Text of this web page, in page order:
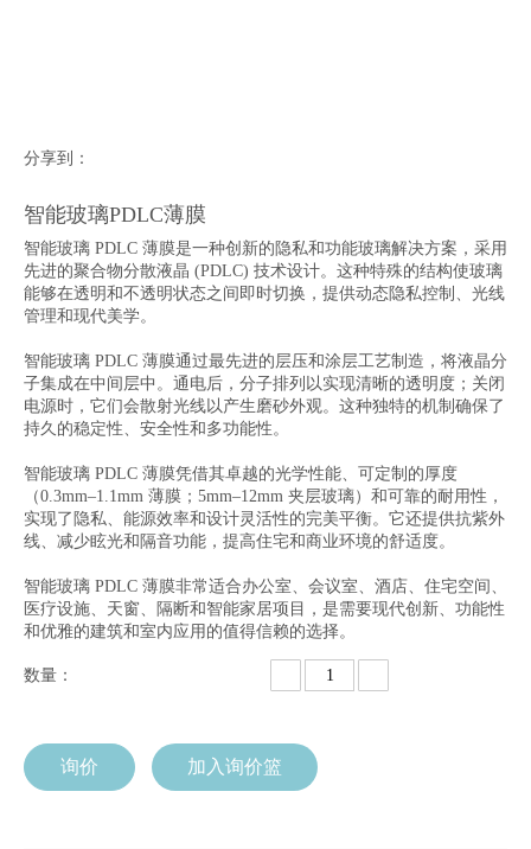
分享到：
智能玻璃PDLC薄膜
智能玻璃 PDLC 薄膜是一种创新的隐私和功能玻璃解决方案，采用
先进的聚合物分散液晶 (PDLC) 技术设计。这种特殊的结构使玻璃
能够在透明和不透明状态之间即时切换，提供动态隐私控制、光线
管理和现代美学。
智能玻璃 PDLC 薄膜通过最先进的层压和涂层工艺制造，将液晶分
子集成在中间层中。通电后，分子排列以实现清晰的透明度；关闭
电源时，它们会散射光线以产生磨砂外观。这种独特的机制确保了
持久的稳定性、安全性和多功能性。
智能玻璃 PDLC 薄膜凭借其卓越的光学性能、可定制的厚度
（0.3mm–1.1mm 薄膜；5mm–12mm 夹层玻璃）和可靠的耐用性，
实现了隐私、能源效率和设计灵活性的完美平衡。它还提供抗紫外
线、减少眩光和隔音功能，提高住宅和商业环境的舒适度。
智能玻璃 PDLC 薄膜非常适合办公室、会议室、酒店、住宅空间、
医疗设施、天窗、隔断和智能家居项目，是需要现代创新、功能性
和优雅的建筑和室内应用的值得信赖的选择。
数量：
询价 加入询价篮